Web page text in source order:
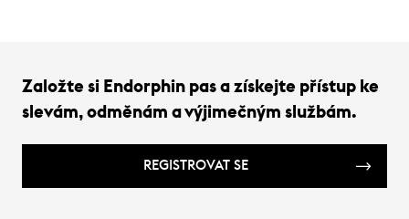
Založte si Endorphin pas a získejte přístup ke
slevám, odměnám a výjimečným službám.
REGISTROVAT SE